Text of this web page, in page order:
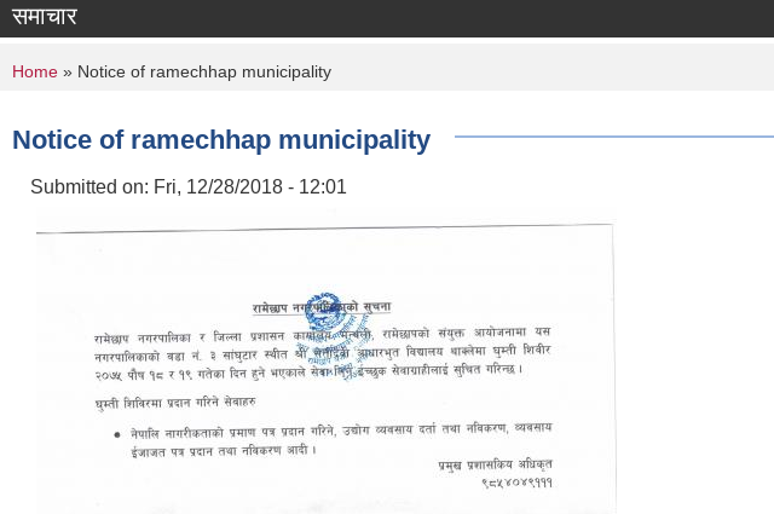
समाचार
You are here
Home » Notice of ramechhap municipality
Notice of ramechhap municipality
Submitted on: Fri, 12/28/2018 - 12:01